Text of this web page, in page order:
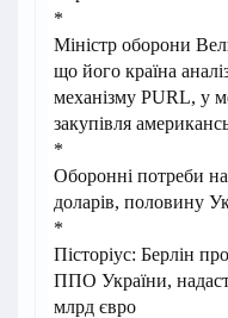
*
Міністр оборони
що його країна
механізму PURL, у
закупівля
*
Оборонні потреби
доларів, половину
*
Пісторіус: Берлін
ППО України,
млрд євро